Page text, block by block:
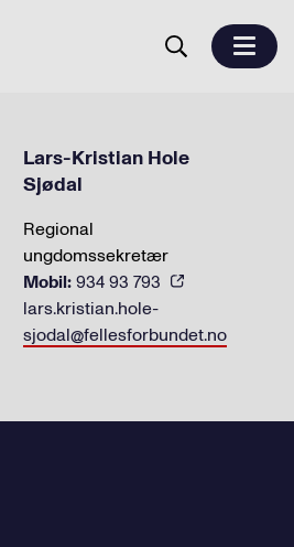
Lars-Kristian Hole
Sjødal
Regional
ungdomssekretær
Mobil:934 93 793
lars.kristian.hole-
sjodal@fellesforbundet.no